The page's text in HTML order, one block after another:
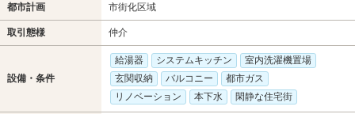
都市計画 市街化区域
取引態様 仲介
設備・条件
給湯器 システムキッチン
室内洗濯機置場
玄関収納
バルコニー
都市ガス
リノベーション
本下水 閑静な住宅街